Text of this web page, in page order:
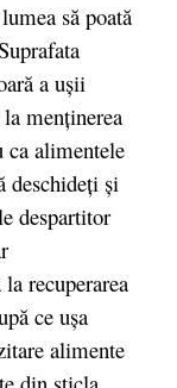
să poată
a uşii
menţinerea
alimentele
deschideţi şi
despartitor
recuperarea
ce uşa
alimente